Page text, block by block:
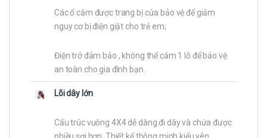
Các ổ cắm được trang bị cửa bảo vệ để giảm
nguy cơ bị điện giật cho trẻ em;
Điện trở đảm bảo , không thể cắm 1 lỗ để bảo vệ
an toàn cho gia đình bạn.
Lõi dây lớn
Cấu trúc vuông 4X4 dễ dàng đi dây và chứa được